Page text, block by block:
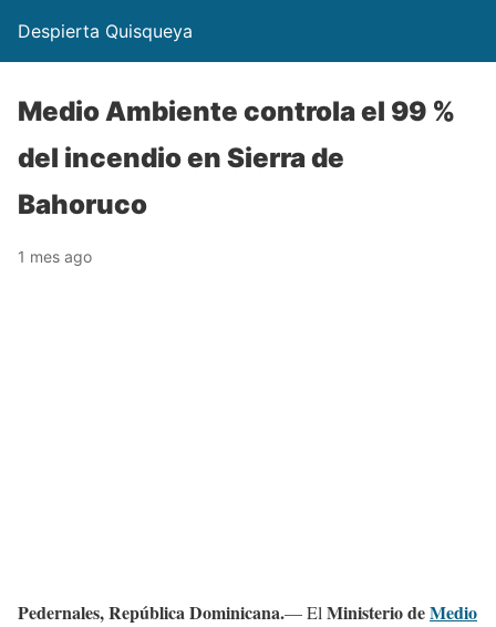
Despierta Quisqueya
Medio Ambiente controla el 99 %
del incendio en Sierra de
Bahoruco
1 mes ago
Pedernales,República Dominicana.— ElMinisterio deMedio